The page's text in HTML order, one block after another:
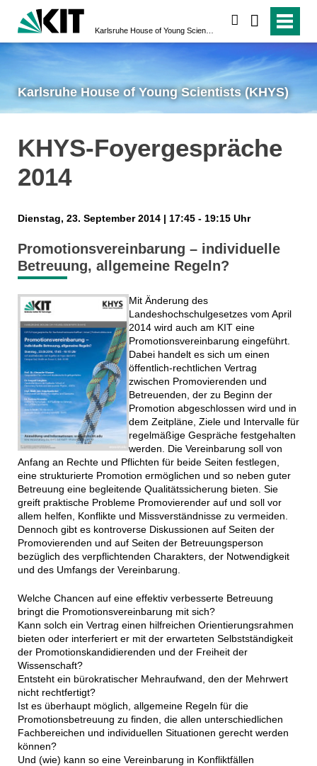
Karlsruhe House of Young Scientists (KHYS)
KHYS-Foyergespräche
2014
Dienstag, 23. September 2014 | 17:45 - 19:15 Uhr
Promotionsvereinbarung – individuelle
Betreuung, allgemeine Regeln?
Mit Änderung des
Landeshochschulgesetzes vom April
2014 wird auch am KIT eine
Promotionsvereinbarung eingeführt.
Dabei handelt es sich um einen
öffentlich-rechtlichen Vertrag
zwischen Promovierenden und
Betreuenden, der zu Beginn der
Promotion abgeschlossen wird und in
dem Zeitpläne, Ziele und Intervalle für
regelmäßige Gespräche festgehalten
werden. Die Vereinbarung soll von
Anfang an Rechte und Pflichten für beide Seiten festlegen,
eine strukturierte Promotion ermöglichen und so neben guter
Betreuung eine begleitende Qualitätssicherung bieten. Sie
greift praktische Probleme Promovierender auf und soll vor
allem helfen, Konflikte und Missverständnisse zu vermeiden.
Dennoch gibt es kontroverse Diskussionen auf Seiten der
Promovierenden und auf Seiten der Betreuungsperson
bezüglich des verpflichtenden Charakters, der Notwendigkeit
und des Umfangs der Vereinbarung.
Welche Chancen auf eine effektiv verbesserte Betreuung
bringt die Promotionsvereinbarung mit sich?
Kann solch ein Vertrag einen hilfreichen Orientierungsrahmen
bieten oder interferiert er mit der erwarteten Selbstständigkeit
der Promotionskandidierenden und der Freiheit der
Wissenschaft?
Entsteht ein bürokratischer Mehraufwand, den der Mehrwert
nicht rechtfertigt?
Ist es überhaupt möglich, allgemeine Regeln für die
Promotionsbetreuung zu finden, die allen unterschiedlichen
Fachbereichen und individuellen Situationen gerecht werden
können?
Und (wie) kann so eine Vereinbarung in Konfliktfällen